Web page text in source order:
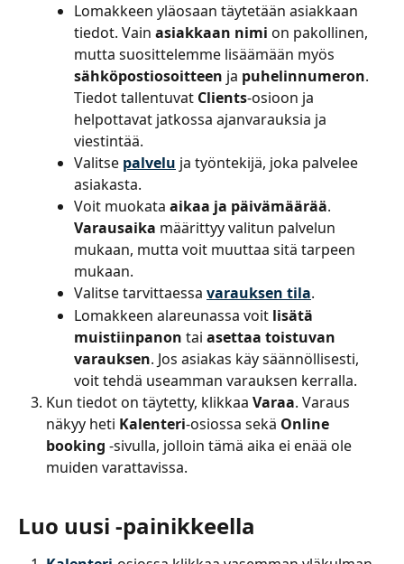
Lomakkeen yläosaan täytetään asiakkaan
tiedot. Vain asiakkaan nimi on pakollinen,
mutta suosittelemme lisäämään myös
sähköpostiosoitteen ja puhelinnumeron.
Tiedot tallentuvat Clients-osioon ja
helpottavat jatkossa ajanvarauksia ja
viestintää.
Valitse palvelu ja työntekijä, joka palvelee
asiakasta.
Voit muokata aikaa ja päivämäärää.
Varausaika määrittyy valitun palvelun
mukaan, mutta voit muuttaa sitä tarpeen
mukaan.
Valitse tarvittaessa varauksen tila.
Lomakkeen alareunassa voit lisätä
muistiinpanon tai asettaa toistuvan
varauksen. Jos asiakas käy säännöllisesti,
voit tehdä useamman varauksen kerralla.
Kun tiedot on täytetty, klikkaa Varaa. Varaus
näkyy heti Kalenteri-osiossa sekä Online
booking -sivulla, jolloin tämä aika ei enää ole
muiden varattavissa.
Luo uusi -painikkeella